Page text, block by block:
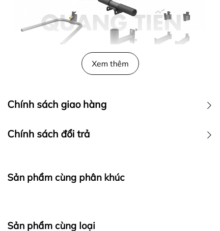
đa năng Impulse ES2100
THÔNG SỐ KHUNG
ES2100
Trọng
Xem thêm
Chính sách giao hàng
Chính sách đổi trả
Sản phẩm cùng phân khúc
Sản phẩm cùng loại